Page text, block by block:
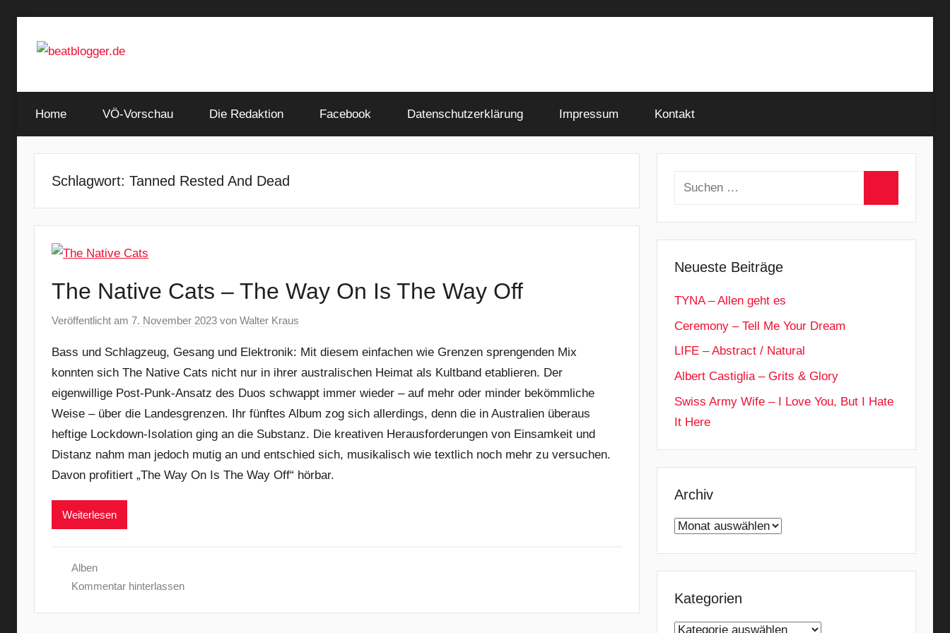
Inhalt
beatblogger.de
and
the
Home VÖ-Vorschau Die Redaktion Facebook Datenschutzerklärung Impressum Kontakt
Schlagwort: Tanned Rested And Dead
The Native Cats – The Way On Is The Way Off
Veröffentlicht am 7. November 2023 von Walter Kraus
Bass und Schlagzeug, Gesang und Elektronik: Mit diesem einfachen wie Grenzen sprengenden Mix
konnten sich The Native Cats nicht nur in ihrer australischen Heimat als Kultband etablieren. Der
eigenwillige Post-Punk-Ansatz des Duos schwappt immer wieder – auf mehr oder minder bekömmliche
Weise – über die Landesgrenzen. Ihr fünftes Album zog sich allerdings, denn die in Australien überaus
heftige Lockdown-Isolation ging an die Substanz. Die kreativen Herausforderungen von Einsamkeit und
Distanz nahm man jedoch mutig an und entschied sich, musikalisch wie textlich noch mehr zu versuchen.
Davon profitiert „The Way On Is The Way Off“ hörbar.
Weiterlesen
Alben
Kommentar hinterlassen
Suchen
Neueste Beiträge
TYNA – Allen geht es
Ceremony – Tell Me Your Dream
LIFE – Abstract / Natural
Albert Castiglia – Grits & Glory
Swiss Army Wife – I Love You, But I Hate
It Here
Archiv
Archiv
Kategorien
Kategorien